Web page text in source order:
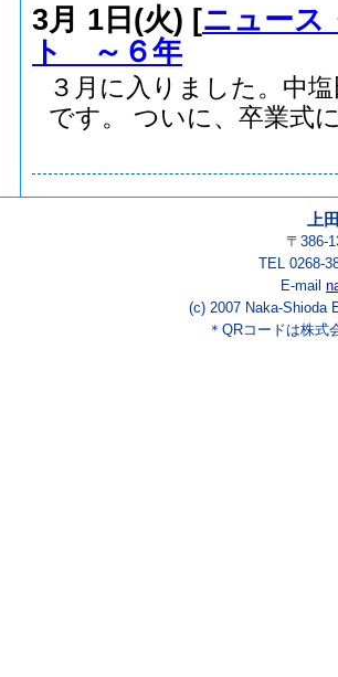
3月 1日(火) [ニュース
ト ～６年
３月に入りました。中
です。 ついに、卒業式
上
〒386-
TEL 0268-
E-mail
(c) 2007 Naka-Shioda
＊QRコードは株式